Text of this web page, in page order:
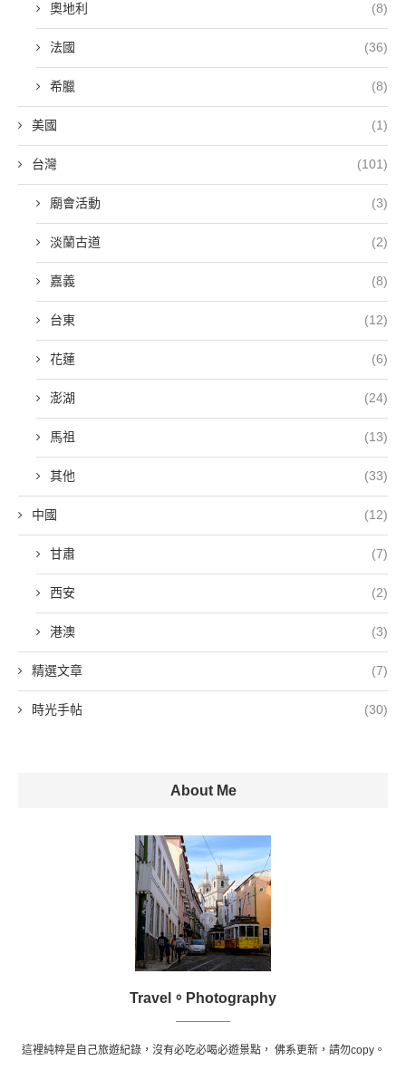
奧地利 (8)
法國 (36)
希臘 (8)
美國 (1)
台灣 (101)
廟會活動 (3)
淡蘭古道 (2)
嘉義 (8)
台東 (12)
花蓮 (6)
澎湖 (24)
馬祖 (13)
其他 (33)
中國 (12)
甘肅 (7)
西安 (2)
港澳 (3)
精選文章 (7)
時光手帖 (30)
About Me
Travel。Photography
這裡純粹是自己旅遊紀錄，沒有必吃必喝必遊景點， 佛系更新，請勿copy。